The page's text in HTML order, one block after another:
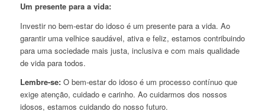
Um presente para a vida:
Investir no bem-estar do idoso é um presente para a vida. Ao
garantir uma velhice saudável, ativa e feliz, estamos contribuindo
para uma sociedade mais justa, inclusiva e com mais qualidade
de vida para todos.
Lembre-se:O bem-estar do idoso é um processo contínuo que
exige atenção, cuidado e carinho. Ao cuidarmos dos nossos
idosos, estamos cuidando do nosso futuro.